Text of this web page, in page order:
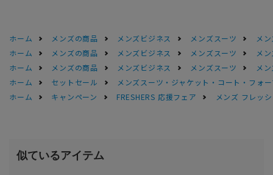
ホーム メンズの商品 メンズビジネス メンズスーツ
メ
ホーム
メンズの商品 メンズビジネス メンズスーツ
メ
ホーム
メンズの商品 メンズビジネス メンズスーツ
メ
ホーム
セットセール
メンズスーツ・ジャケット・コート・フォ
ホーム
キャンペーン FRESHERS 応援フェア メンズ フレッ